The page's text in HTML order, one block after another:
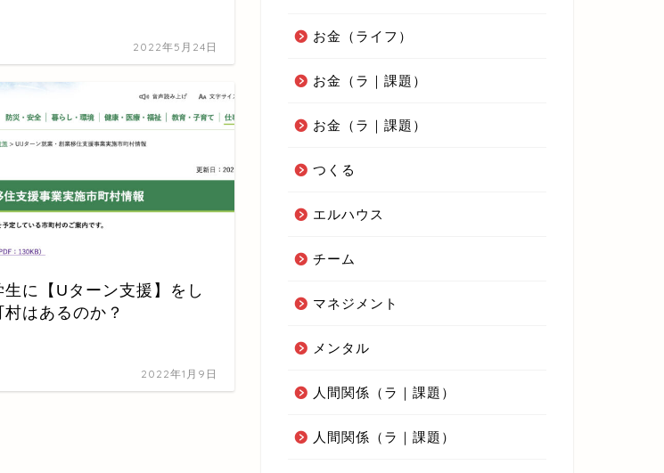
2022年5月24日
に【Uターン支援】をし
はあるのか？
2022年1月9日
お金（ライフ）
お金（ラ｜課題）
お金（ラ｜課題）
つくる
エルハウス
チーム
マネジメント
メンタル
人間関係（ラ｜課題）
人間関係（ラ｜課題）